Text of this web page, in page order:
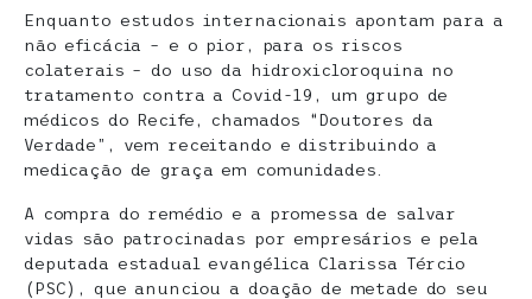
Enquanto estudos internacionais apontam para a
não eficácia – e o pior, para os riscos
colaterais – do uso da hidroxicloroquina no
tratamento contra a Covid-19, um grupo de
médicos do Recife, chamados “Doutores da
Verdade”, vem receitando e distribuindo a
medicação de graça em comunidades.
A compra do remédio e a promessa de salvar
vidas são patrocinadas por empresários e pela
deputada estadual evangélica Clarissa Tércio
(PSC), que anunciou a doação de metade do seu